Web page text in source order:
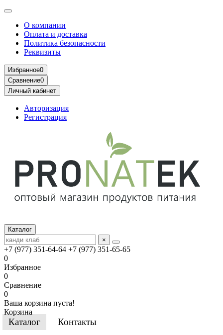
О компании
Оплата и доставка
Политика безопасности
Реквизиты
Избранное0
Сравнение0
Личный кабинет
Авторизация
Регистрация
Каталог
×
+7 (977) 351-64-64 +7 (977) 351-65-65
0
Избранное
0
Сравнение
0
Ваша корзина пуста!
Корзина
Каталог Контакты